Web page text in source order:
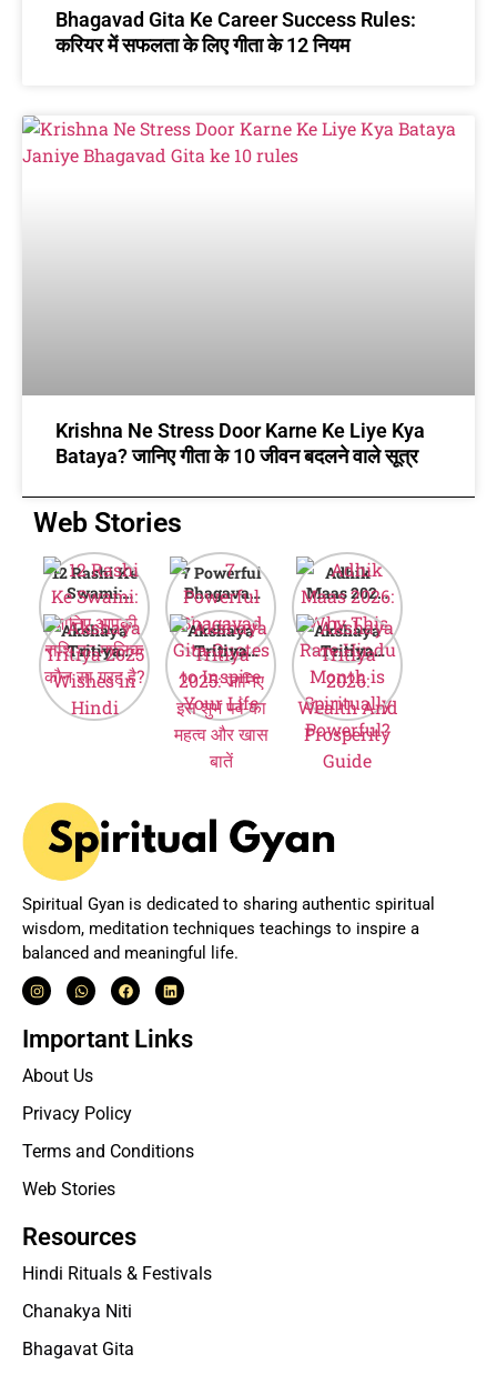
Bhagavad Gita Ke Career Success Rules:
करियर में सफलता के लिए गीता के 12 नियम
Krishna Ne Stress Door Karne Ke Liye Kya
Bataya? जानिए गीता के 10 जीवन बदलने वाले सूत्र
Web Stories
12 Rashi Ke
Swami:
जानिए आपकी
राशि का मालिक
कौन सा ग्रह है?
7 Powerful
Bhagavad
Gita Quotes
to Inspire
Your Life
Adhik
Maas 2026:
Why This
Rare Hindu
Month is
Spiritually
Powerful?
Akshaya
Tritiya
2025
Wishes in
Hindi
Akshaya
Tritiya
2025: जानिए
इस शुभ पर्व का
महत्व और खास
बातें
Akshaya
Tritiya
2026:
Wealth And
Prosperity
Guide
Spiritual Gyan is dedicated to sharing authentic spiritual
wisdom, meditation techniques teachings to inspire a
balanced and meaningful life.
Important Links
About Us
Privacy Policy
Terms and Conditions
Web Stories
Resources
Hindi Rituals & Festivals
Chanakya Niti
Bhagavat Gita